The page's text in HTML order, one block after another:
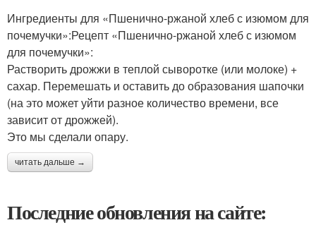
Ингредиенты для «Пшенично-ржаной хлеб с изюмом для
почемучки»:Рецепт «Пшенично-ржаной хлеб с изюмом
для почемучки»:
Растворить дрожжи в теплой сыворотке (или молоке) +
сахар. Перемешать и оставить до образования шапочки
(на это может уйти разное количество времени, все
зависит от дрожжей).
Это мы сделали опару.
читать дальше →
Последние обновления на сайте: